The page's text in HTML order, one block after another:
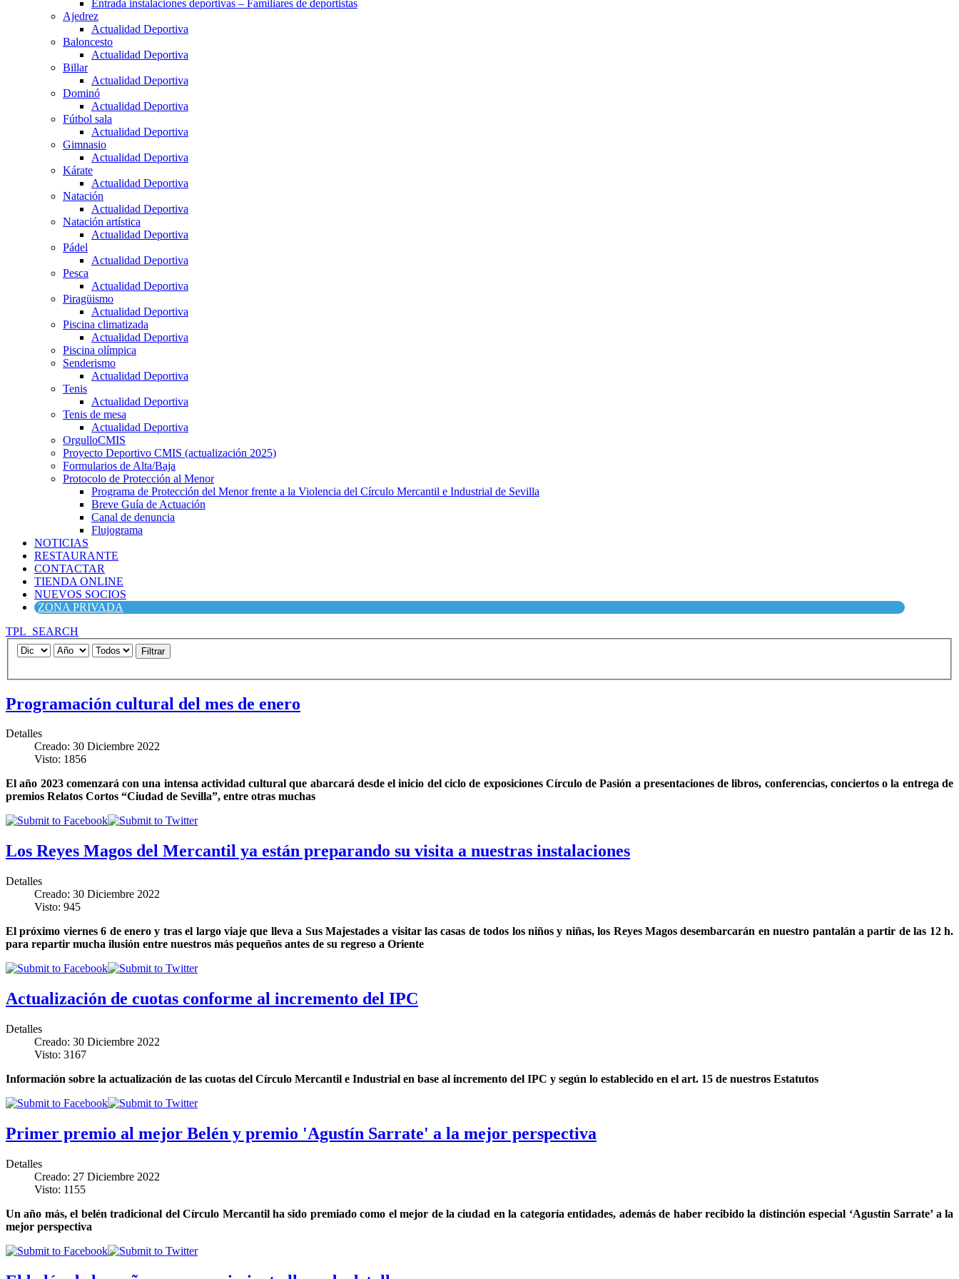
Entrada instalaciones deportivas – Familiares de deportistas
Ajedrez
Actualidad Deportiva
Baloncesto
Actualidad Deportiva
Billar
Actualidad Deportiva
Dominó
Actualidad Deportiva
Fútbol sala
Actualidad Deportiva
Gimnasio
Actualidad Deportiva
Kárate
Actualidad Deportiva
Natación
Actualidad Deportiva
Natación artística
Actualidad Deportiva
Pádel
Actualidad Deportiva
Pesca
Actualidad Deportiva
Piragüismo
Actualidad Deportiva
Piscina climatizada
Actualidad Deportiva
Piscina olímpica
Senderismo
Actualidad Deportiva
Tenis
Actualidad Deportiva
Tenis de mesa
Actualidad Deportiva
OrgulloCMIS
Proyecto Deportivo CMIS (actualización 2025)
Formularios de Alta/Baja
Protocolo de Protección al Menor
Programa de Protección del Menor frente a la Violencia del Círculo Mercantil e Industrial de Sevilla
Breve Guía de Actuación
Canal de denuncia
Flujograma
NOTICIAS
RESTAURANTE
CONTACTAR
TIENDA ONLINE
NUEVOS SOCIOS
ZONA PRIVADA
TPL_SEARCH
Filtrar
Programación cultural del mes de enero
Detalles
Creado: 30 Diciembre 2022
Visto: 1856
El año 2023 comenzará con una intensa actividad cultural que abarcará desde el inicio del ciclo de exposiciones Círculo de Pasión a presentaciones de libros, conferencias, conciertos o la entrega de
premios Relatos Cortos “Ciudad de Sevilla”, entre otras muchas
Los Reyes Magos del Mercantil ya están preparando su visita a nuestras instalaciones
Detalles
Creado: 30 Diciembre 2022
Visto: 945
El próximo viernes 6 de enero y tras el largo viaje que lleva a Sus Majestades a visitar las casas de todos los niños y niñas, los Reyes Magos desembarcarán en nuestro pantalán a partir de las 12 h.
para repartir mucha ilusión entre nuestros más pequeños antes de su regreso a Oriente
Actualización de cuotas conforme al incremento del IPC
Detalles
Creado: 30 Diciembre 2022
Visto: 3167
Información sobre la actualización de las cuotas del Círculo Mercantil e Industrial en base al incremento del IPC y según lo establecido en el art. 15 de nuestros Estatutos
Primer premio al mejor Belén y premio 'Agustín Sarrate' a la mejor perspectiva
Detalles
Creado: 27 Diciembre 2022
Visto: 1155
Un año más, el belén tradicional del Círculo Mercantil ha sido premiado como el mejor de la ciudad en la categoría entidades, además de haber recibido la distinción especial ‘Agustín Sarrate’ a la
mejor perspectiva